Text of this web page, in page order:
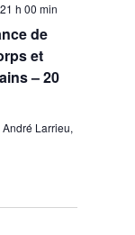
de
et
– 20
21 h 00 min
André Larrieu,